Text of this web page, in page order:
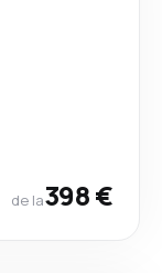
de la398 €